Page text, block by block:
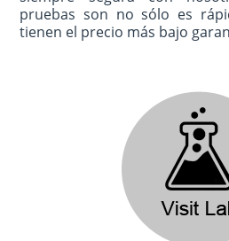
pruebas son no sólo es
tienen el precio más bajo